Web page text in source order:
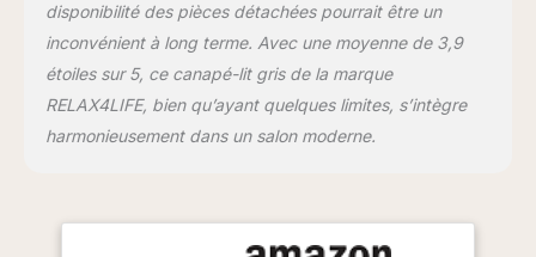
amis passer la nuit,
dépliez simplement le
canapé à plat. Avec sa
taille compacte et son
canapé-lit futon sera un
bureau, à l'appartement.
★CONSTRUCTION
disponibilité des pièces détachées pourrait être un
inconvénient à long terme. Avec une moyenne de 3,9
étoiles sur 5, ce canapé-lit gris de la marque
RELAX4LIFE, bien qu’ayant quelques limites, s’intègre
harmonieusement dans un salon moderne.